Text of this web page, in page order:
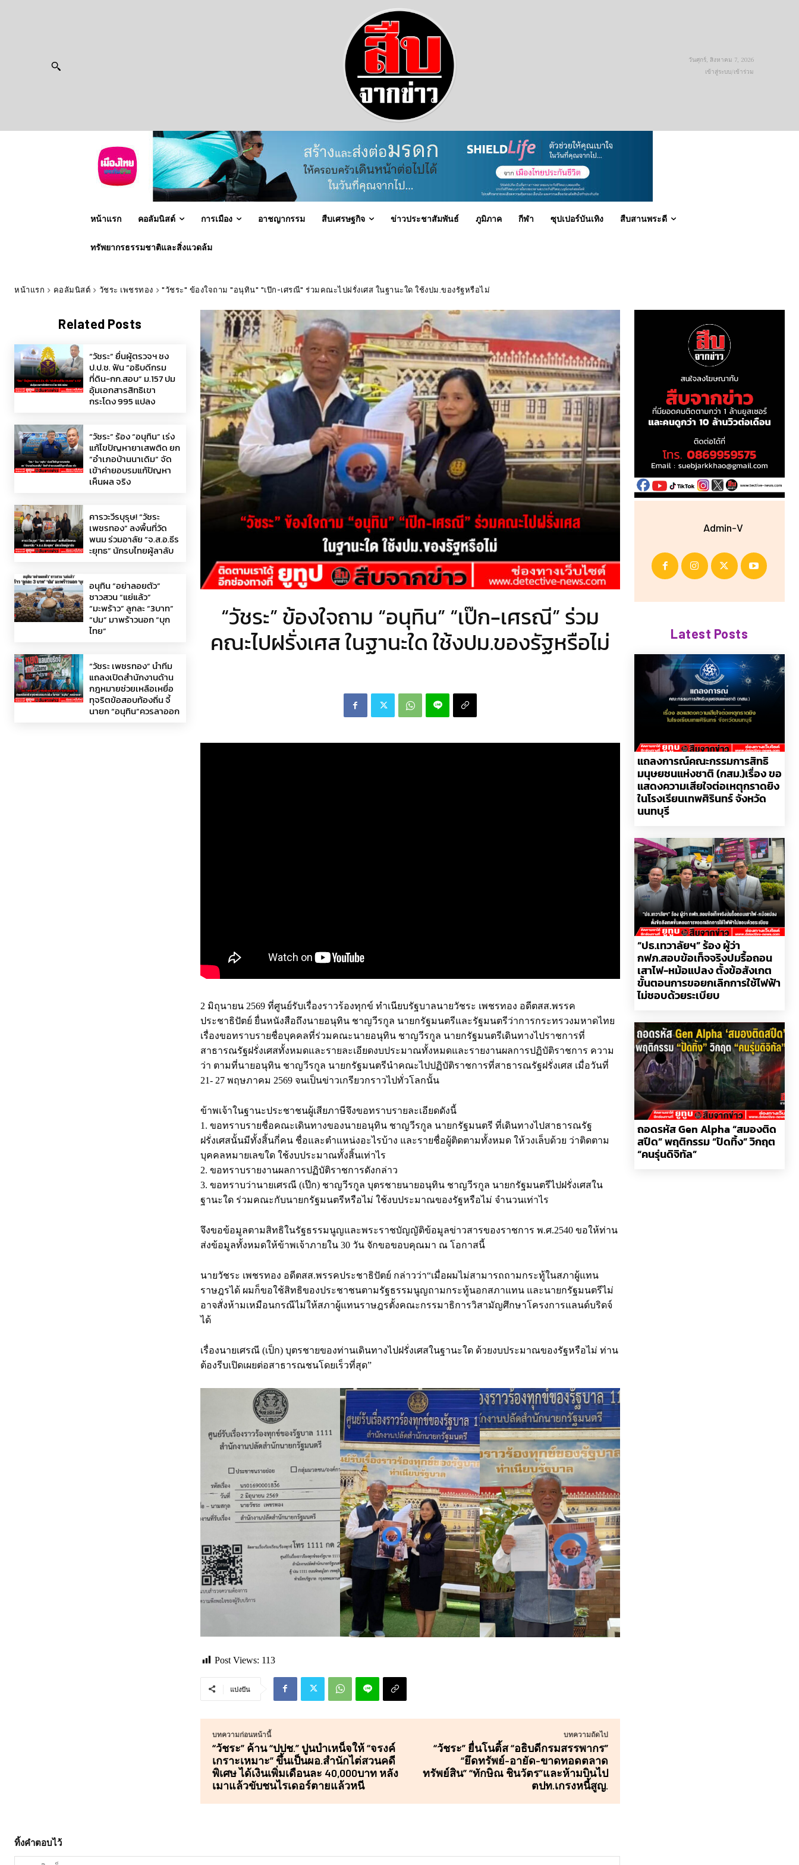
วันศุกร์, สิงหาคม 7, 2026
เข้าสู่ระบบ/เข้าร่วม
หน้าแรก คอลัมนิสต์ การเมือง อาชญากรรม สืบเศรษฐกิจ ข่าวประชาสัมพันธ์ ภูมิภาค กีฬา ซุปเปอร์บันเทิง สืบสานพระดี
ทรัพยากรธรรมชาติและสิ่งแวดล้ม
หน้าแรก คอลัมนิสต์ วัชระ เพชรทอง "วัชระ" ข้องใจถาม "อนุทิน" "เป๊ก-เศรณี" ร่วมคณะไปฝรั่งเศส ในฐานะใด ใช้งปม.ของรัฐหรือไม่
Related Posts
“วัชระ” ยื่นผู้ตรวจฯ ชง
ป.ป.ช. ฟัน “อธิบดีกรม
ที่ดิน-กก.สอบ” ม.157 ปม
อุ้มเอกสารสิทธิเขา
กระโดง 995 แปลง
“วัชระ” ร้อง “อนุทิน” เร่ง
แก้ไขปัญหายาเสพติด ยก
“อำเภอบ้านนาเดิม” จัด
เข้าค่ายอบรมแก้ปัญหา
เห็นผล จริง
คารวะวีรบุรุษ! “วัชระ
เพชรทอง” ลงพื้นที่วัด
พนม ร่วมอาลัย “จ.ส.อ.ธีร
ะยุทธ” นักรบไทยผู้ลาลับ
อนุทิน “อย่าลอยตัว”
ชาวสวน “แย่แล้ว”
“มะพร้าว” ลูกละ “3บาท”
“ปม” มาพร้าวนอก “บุก
ไทย”
“วัชระ เพชรทอง” นำทีม
แถลงเปิดสำนักงานด้าน
กฎหมายช่วยเหลือเหยื่อ
ทุจริตข้อสอบท้องถิ่น จี้
นายก “อนุทิน”ควรลาออก
“วัชระ” ข้องใจถาม “อนุทิน” “เป๊ก-เศรณี” ร่วม
คณะไปฝรั่งเศส ในฐานะใด ใช้งปม.ของรัฐหรือไม่
2 มิถุนายน 2569 ที่ศูนย์รับเรื่องราวร้องทุกข์ ทำเนียบรัฐบาลนายวัชระ เพชรทอง อดีตสส.พรรค
ประชาธิปัตย์ ยื่นหนังสือถึงนายอนุทิน ชาญวีรกูล นายกรัฐมนตรีและรัฐมนตรีว่าการกระทรวงมหาดไทย
เรื่องขอทราบรายชื่อบุคคลที่ร่วมคณะนายอนุทิน ชาญวีรกูล นายกรัฐมนตรีเดินทางไปราชการที่
สาธารณรัฐฝรั่งเศสทั้งหมดและรายละเอียดงบประมาณทั้งหมดและรายงานผลการปฏิบัติราชการ ความ
ว่า ตามที่นายอนุทิน ชาญวีรกูล นายกรัฐมนตรีนำคณะไปปฏิบัติราชการที่สาธารณรัฐฝรั่งเศส เมื่อวันที่
21- 27 พฤษภาคม 2569 จนเป็นข่าวเกรียวกราวไปทั่วโลกนั้น
ข้าพเจ้าในฐานะประชาชนผู้เสียภาษีจึงขอทราบรายละเอียดดังนี้
1. ขอทราบรายชื่อคณะเดินทางของนายอนุทิน ชาญวีรกูล นายกรัฐมนตรี ที่เดินทางไปสาธารณรัฐ
ฝรั่งเศสนั้นมีทั้งสิ้นกี่คน ชื่อและตำแหน่งอะไรบ้าง และรายชื่อผู้ติดตามทั้งหมด ให้วงเล็บด้วย ว่าติดตาม
บุคคลหมายเลขใด ใช้งบประมาณทั้งสิ้นเท่าไร
2. ขอทราบรายงานผลการปฏิบัติราชการดังกล่าว
3. ขอทราบว่านายเศรณี (เป๊ก) ชาญวีรกูล บุตรชายนายอนุทิน ชาญวีรกูล นายกรัฐมนตรีไปฝรั่งเศสใน
ฐานะใด ร่วมคณะกับนายกรัฐมนตรีหรือไม่ ใช้งบประมาณของรัฐหรือไม่ จำนวนเท่าไร
จึงขอข้อมูลตามสิทธิในรัฐธรรมนูญและพระราชบัญญัติข้อมูลข่าวสารของราชการ พ.ศ.2540 ขอให้ท่าน
ส่งข้อมูลทั้งหมดให้ข้าพเจ้าภายใน 30 วัน จักขอขอบคุณมา ณ โอกาสนี้
นายวัชระ เพชรทอง อดีตสส.พรรคประชาธิปัตย์ กล่าวว่า“เมื่อผมไม่สามารถถามกระทู้ในสภาผู้แทน
ราษฎรได้ ผมก็ขอใช้สิทธิของประชาชนตามรัฐธรรมนูญถามกระทู้นอกสภาแทน และนายกรัฐมนตรีไม่
อาจสั่งห้ามเหมือนกรณีไม่ให้สภาผู้แทนราษฎรตั้งคณะกรรมาธิการวิสามัญศึกษาโครงการแลนด์บริดจ์
ได้
เรื่องนายเศรณี (เป็ก) บุตรชายของท่านเดินทางไปฝรั่งเศสในฐานะใด ด้วยงบประมาณของรัฐหรือไม่ ท่าน
ต้องรีบเปิดเผยต่อสาธารณชนโดยเร็วที่สุด”
Post Views: 113
แบ่งปัน
บทความก่อนหน้านี้
“วัชระ” ค้าน “ปปช.” ปูนบำเหน็จให้ “จรงค์
เกราะเหมาะ” ขึ้นเป็นผอ.สำนักไต่สวนคดี
พิเศษ ได้เงินเพิ่มเดือนละ 40,000บาท หลัง
เมาแล้วขับชนไรเดอร์ตายแล้วหนี
บทความถัดไป
“วัชระ” ยื่นโนติ้ส “อธิบดีกรมสรรพากร”
“ยึดทรัพย์-อายัด-ขาดทอดตลาด
ทรัพย์สิน” “ทักษิณ ชินวัตร”และห้ามบินไป
ตปท.เกรงหนี้สูญ.
ทิ้งคำตอบไว้
Admin-V
Latest Posts
แถลงการณ์คณะกรรมการสิทธิ
มนุษยชนแห่งชาติ (กสม.)เรื่อง ขอ
แสดงความเสียใจต่อเหตุกราดยิง
ในโรงเรียนเทพศิรินทร์ จังหวัด
นนทบุรี
“ปธ.เทวาลัยฯ” ร้อง ผู้ว่า
กฟภ.สอบข้อเท็จจริงปมรื้อถอน
เสาไฟ-หม้อแปลง ตั้งข้อสังเกต
ขั้นตอนการขอยกเลิกการใช้ไฟฟ้า
ไม่ชอบด้วยระเบียบ
ถอดรหัส Gen Alpha “สมองติด
สปีด” พฤติกรรม “ปัดทิ้ง” วิกฤต
“คนรุ่นดิจิทัล”